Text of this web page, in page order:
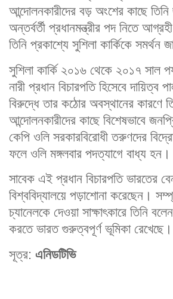
আন্দোলনকারীদের বড় অংশের কাছে
অন্তর্বর্তী প্রধানমন্ত্রীর পদ নিতে
তিনি প্রকাশ্যে সুশিলা কার্কিকে সমর্থন
সুশিলা কার্কি ২০১৬ থেকে ২০১৭ সাল
নারী প্রধান বিচারপতি হিসেবে দায়িত্ব
বিরুদ্ধে তার কঠোর অবস্থানের কারণে
আন্দোলনকারীদের কাছে বিশেষভাবে
কেপি ওলি সরকারবিরোধী তরুণদের
ফলে ওলি মঙ্গলবার পদত্যাগে বাধ্য হন।
সাবেক এই প্রধান বিচারপতি ভারতের
বিশ্ববিদ্যালয়ে পড়াশোনা করেছেন।
চ্যানেলকে দেওয়া সাক্ষাৎকারে তিনি
করতে ভারত গুরুত্বপূর্ণ ভূমিকা রেখেছে।
সূত্র: এনিডটিভি